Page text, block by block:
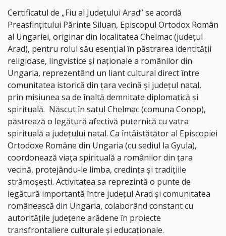
Certificatul de „Fiu al Județului Arad” se acordă
Preasfințitului Părinte Siluan, Episcopul Ortodox Român
al Ungariei, originar din localitatea Chelmac (județul
Arad), pentru rolul său esențial în păstrarea identității
religioase, lingvistice și naționale a românilor din
Ungaria, reprezentând un liant cultural direct între
comunitatea istorică din țara vecină și județul natal,
prin misiunea sa de înaltă demnitate diplomatică și
spirituală. Născut în satul Chelmac (comuna Conop),
păstrează o legătură afectivă puternică cu vatra
spirituală a județului natal. Ca întâistătător al Episcopiei
Ortodoxe Române din Ungaria (cu sediul la Gyula),
coordonează viața spirituală a românilor din țara
vecină, protejându-le limba, credința și tradițiile
strămoșești. Activitatea sa reprezintă o punte de
legătură importantă între județul Arad și comunitatea
românească din Ungaria, colaborând constant cu
autoritățile județene arădene în proiecte
transfrontaliere culturale și educaționale.